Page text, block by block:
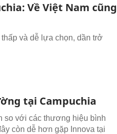
Về Việt Nam cũng
và dễ lựa chọn, dần trở
tại Campuchia
so với các thương hiệu bình
còn dễ hơn gặp Innova tại